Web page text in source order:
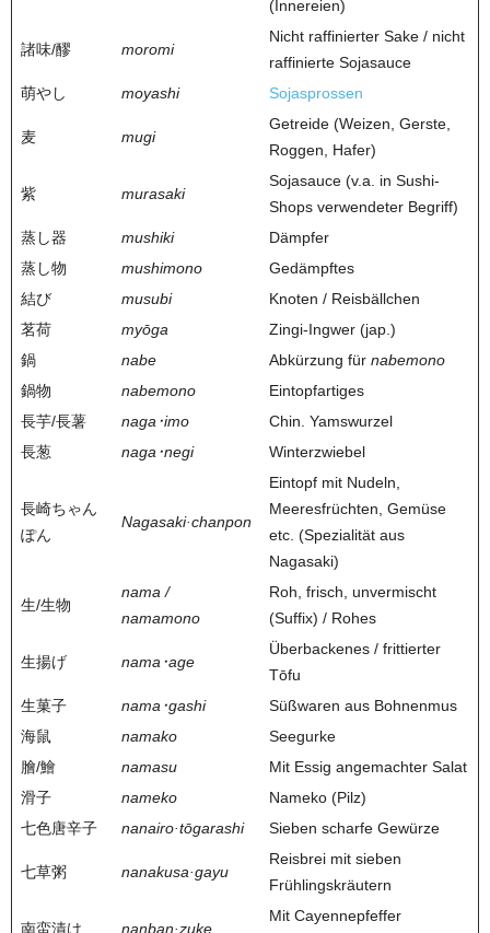
(Innereien)
諸味/醪 moromi
Nicht raffinierter Sake / nicht
raffinierte Sojasauce
萌やし
moyashi Sojasprossen
麦 mugi
Getreide (Weizen, Gerste,
Roggen, Hafer)
紫 murasaki
Sojasauce (v.a. in Sushi-
Shops verwendeter Begriff)
蒸し器
mushiki
Dämpfer
蒸し物
mushimono
Gedämpftes
結び
musubi
Knoten / Reisbällchen
茗荷
myōga
Zingi-Ingwer (jap.)
鍋
nabe Abkürzung für nabemono
鍋物
nabemono
Eintopfartiges
長芋/長薯
naga･imo
Chin. Yamswurzel
長葱
naga･negi Winterzwiebel
長崎ちゃん
ぽん
Nagasaki·chanpon
Eintopf mit Nudeln,
Meeresfrüchten, Gemüse
etc. (Spezialität aus
Nagasaki)
生/生物
nama /
namamono
Roh, frisch, unvermischt
(Suffix) / Rohes
生揚げ nama･age
Überbackenes / frittierter
Tōfu
生菓子
nama･gashi
Süßwaren aus Bohnenmus
海鼠
namako
Seegurke
膾/鱠
namasu
Mit Essig angemachter Salat
滑子
nameko
Nameko (Pilz)
七色唐辛子
nanairo·tōgarashi Sieben scharfe Gewürze
七草粥 nanakusa·gayu
Reisbrei mit sieben
Frühlingskräutern
南蛮漬け nanban·zuke
Mit Cayennepfeffer